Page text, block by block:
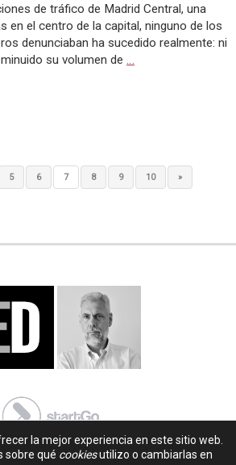
de tráfico de Madrid Central, una
en el centro de la capital, ninguno de los
denunciaban ha sucedido realmente: ni
su volumen de …
5 6 7 8 9 10 »
la mejor experiencia en este sitio web.
sobre qué cookiesutilizo o cambiarlas en